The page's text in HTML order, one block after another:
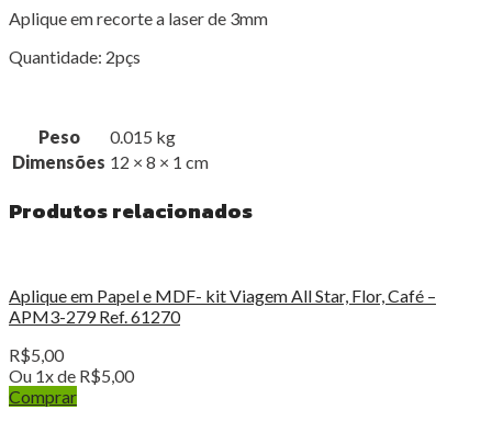
Aplique em recorte a laser de 3mm
Quantidade: 2pçs
Peso
0.015 kg
Dimensões 12 × 8 × 1 cm
Produtos relacionados
Aplique em Papel e MDF- kit Viagem All Star, Flor, Café –
APM3-279 Ref. 61270
R$5,00
Ou 1x de R$5,00
Comprar